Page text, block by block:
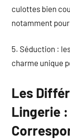
culottes bien
notamment
5. Séduction :
charme unique
Les
Lingerie :